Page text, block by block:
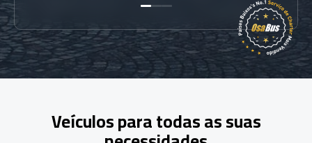
Veículos para todas as suas